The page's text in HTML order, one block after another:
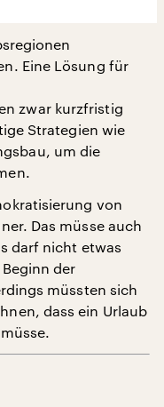
Eine Lösung für
zwar kurzfristig
Strategien wie
um die
von
Das müsse auch
darf nicht etwas
der
müssten sich
dass ein Urlaub